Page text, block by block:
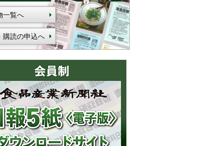
一覧へ
購読の申込へ